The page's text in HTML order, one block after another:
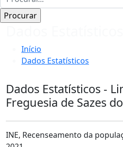
Início
Dados Estatísticos
Dados Estatísticos -
Freguesia de Sazes
INE, Recenseamento da